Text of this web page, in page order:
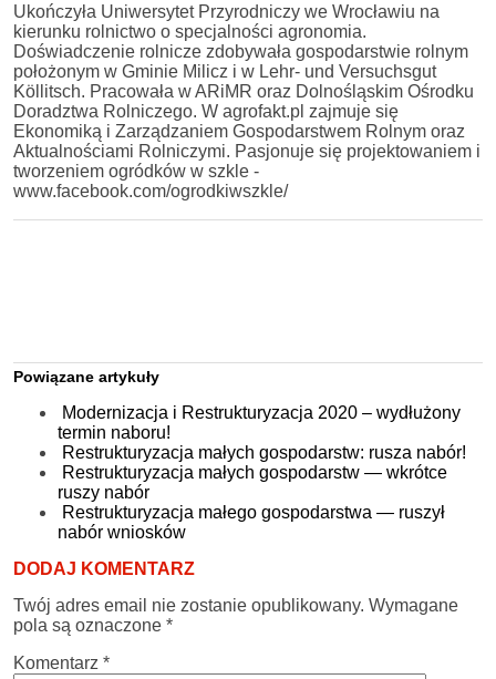
Ukończyła Uniwersytet Przyrodniczy we Wrocławiu na
kierunku rolnictwo o specjalności agronomia.
Doświadczenie rolnicze zdobywała gospodarstwie rolnym
położonym w Gminie Milicz i w Lehr- und Versuchsgut
Köllitsch. Pracowała w ARiMR oraz Dolnośląskim Ośrodku
Doradztwa Rolniczego. W agrofakt.pl zajmuje się
Ekonomiką i Zarządzaniem Gospodarstwem Rolnym oraz
Aktualnościami Rolniczymi. Pasjonuje się projektowaniem i
tworzeniem ogródków w szkle -
www.facebook.com/ogrodkiwszkle/
Powiązane artykuły
Modernizacja i Restrukturyzacja 2020 – wydłużony
termin naboru!
Restrukturyzacja małych gospodarstw: rusza nabór!
Restrukturyzacja małych gospodarstw — wkrótce
ruszy nabór
Restrukturyzacja małego gospodarstwa — ruszył
nabór wniosków
DODAJ KOMENTARZ
Twój adres email nie zostanie opublikowany. Wymagane
pola są oznaczone *
Komentarz *